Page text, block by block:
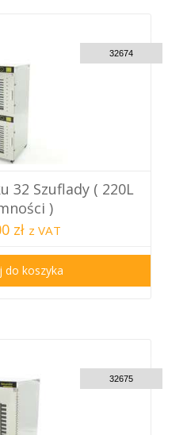
32674
32 Szuflady ( 220L
)
zł z VAT
do koszyka
32675